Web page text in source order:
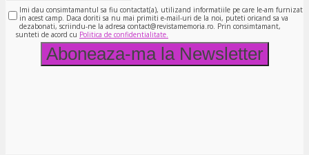
Imi dau consimtamantul sa fiu contactat(a), utilizand informatiile pe care le-am furnizat
in acest camp. Daca doriti sa nu mai primiti e-mail-uri de la noi, puteti oricand sa va
dezabonati, scriindu-ne la adresa contact@revistamemoria.ro. Prin consimtamant,
sunteti de acord cu Politica de confidentialitate.